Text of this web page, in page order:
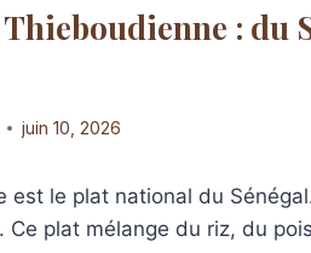
: du
juin 10, 2026
est le plat national du
Ce plat mélange du riz, du